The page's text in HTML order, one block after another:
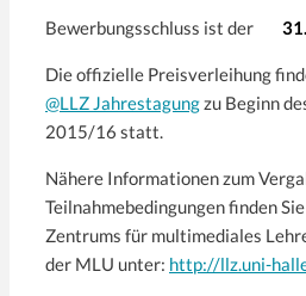
Bewerbungsschluss ist der
Die offizielle Preisverleihung
@LLZ Jahrestagungzu Beginn
2015/16 statt.
Nähere Informationen zum
Teilnahmebedingungen finden
Zentrums für multimediales
der MLU unter: http://llz.uni-